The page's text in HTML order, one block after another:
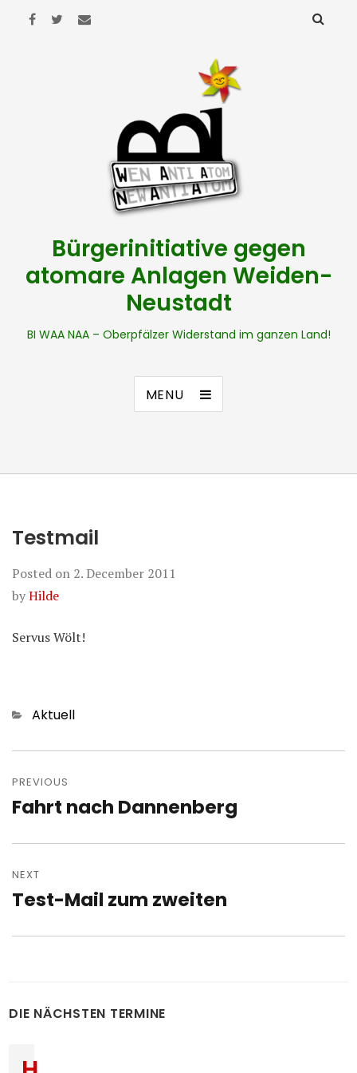
Bürgerinitiative gegen
atomare Anlagen Weiden-
Neustadt
BI WAA NAA – Oberpfälzer Widerstand im ganzen Land!
MENU
Testmail
Posted on 2. December 2011
byHilde
Servus Wölt!
Categories
Aktuell
navigation
PREVIOUS
Previous
Fahrt nach Dannenberg
NEXT
Next
Test-Mail zum zweiten
DIE NÄCHSTEN TERMINE